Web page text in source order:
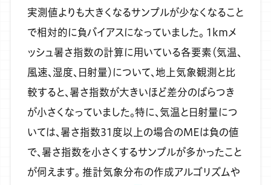
実測値よりも大きくなるサンプルが少なくなること
で相対的に負バイアスになっていました。 1kmメ
ッシュ暑さ指数の計算に用いている各要素（気温、
風速、湿度、日射量）について、地上気象観測と比
較すると、暑さ指数が大きいほど差分のばらつき
が小さくなっていました。特に、気温と日射量につ
いては、暑さ指数31度以上の場合のMEは負の値
で、暑さ指数を小さくするサンプルが多かったこと
が伺えます。 推計気象分布の作成アルゴリズムや